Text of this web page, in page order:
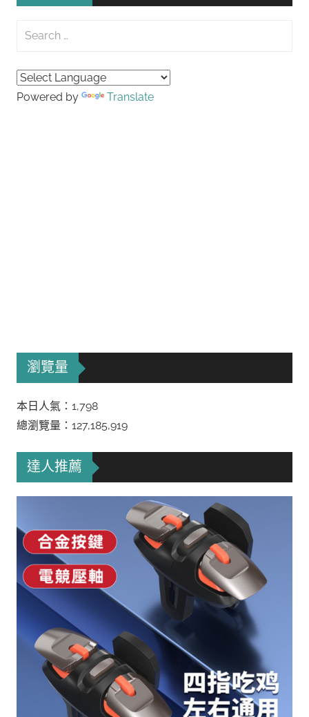
Search
Powered by Translate
瀏覽量
本日人氣：1,798
總瀏覽量：127,185,919
達人推薦